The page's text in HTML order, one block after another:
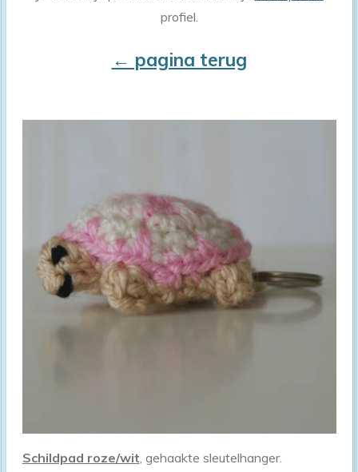
profiel.
← pagina terug
Schildpad roze/wit, gehaakte sleutelhanger.